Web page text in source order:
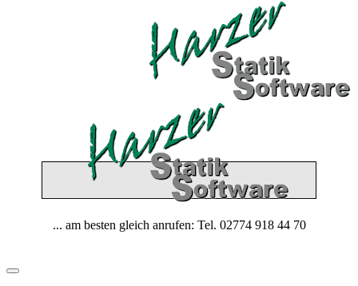
... am besten gleich anrufen: Tel. 02774 918 44 70